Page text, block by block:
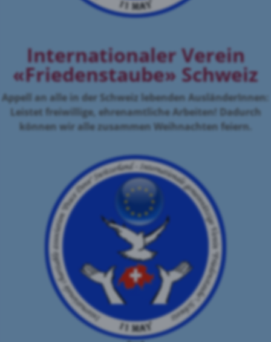
Internationaler Verein
«Friedenstaube» Schweiz
Appell an alle in der Schweiz lebenden AusländerInnen:
Leistet freiwillige, ehrenamtliche Arbeiten! Dadurch
können wir alle zusammen Weihnachten feiern.